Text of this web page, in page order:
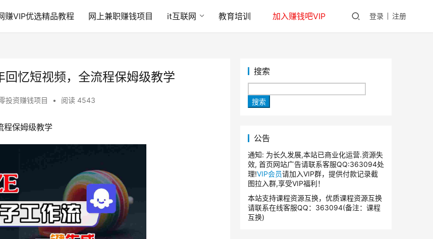
赚VIP优选精品教程 网上兼职赚钱项目 it互联网 教育培训 加入赚钱吧VIP 登录 注册
忆短视频，全流程保姆级教学
投资赚钱项目 • 阅读 4543
程保姆级教学
搜索
搜索
公告
通知: 为长久发展,本站已商业化运营.资源失
效, 首页网站广告请联系客服QQ:363094处
理!VIP会员请加入VIP群，提供付款记录截
图拉入群,享受VIP福利！
本站支持课程资源互换，优质课程资源互换
请联系在线客服QQ：363094(备注：课程
互换)